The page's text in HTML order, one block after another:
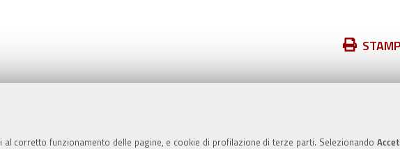
corretto funzionamento delle pagine, e cookie di profilazione di terze parti. Selezionando
Azioni
documento